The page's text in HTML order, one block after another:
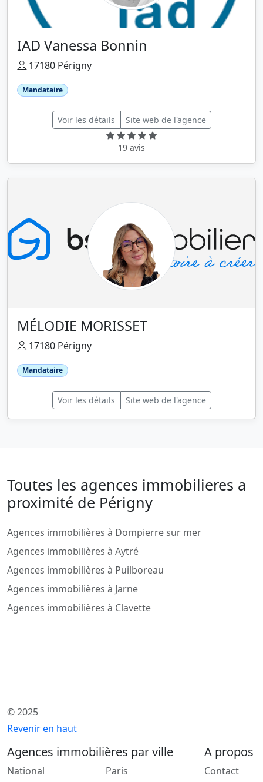
IAD Vanessa Bonnin
17180 Périgny
Mandataire
Voir les détails Site web de l'agence
19 avis
MÉLODIE MORISSET
17180 Périgny
Mandataire
Voir les détails Site web de l'agence
Toutes les agences immobilieres a
proximité de Périgny
Agences immobilières à Dompierre sur mer
Agences immobilières à Aytré
Agences immobilières à Puilboreau
Agences immobilières à Jarne
Agences immobilières à Clavette
© 2025
Revenir en haut
Agences immobilières par ville
National Paris
A propos
Contact